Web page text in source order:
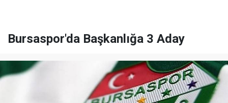
Bursaspor'da Başkanlığa 3 Aday